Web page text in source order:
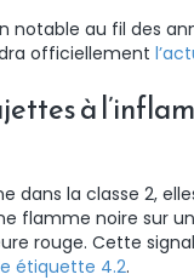
notable au fil des
officiellement
à
dans la classe 2,
flamme noire sur
rouge. Cette
étiquette 4.2.